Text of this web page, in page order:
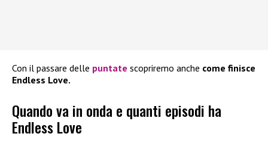
Con il passare delle puntate scopriremo anche come finisce
Endless Love.
Quando va in onda e quanti episodi ha
Endless Love